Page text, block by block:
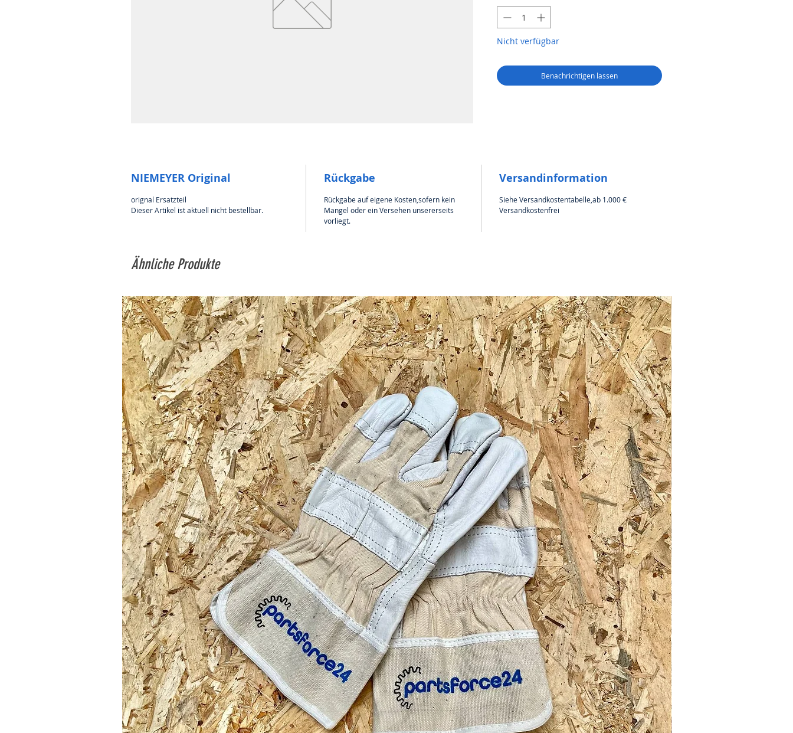
Nicht verfügbar
Benachrichtigen lassen
NIEMEYER Original
orignal Ersatzteil
Dieser Artikel ist aktuell nicht bestellbar.
Rückgabe
Rückgabe auf eigene Kosten,sofern kein
Mangel oder ein Versehen unsererseits
vorliegt.
Versandinformation
Siehe Versandkostentabelle,ab 1.000 €
Versandkostenfrei
Ähnliche Produkte